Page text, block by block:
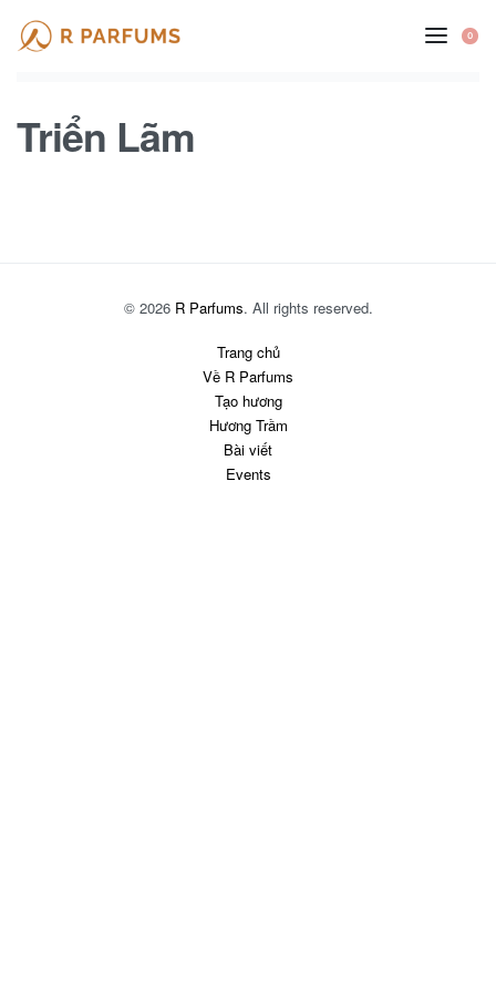
0
Triển Lãm
© 2026 R Parfums. All rights reserved.
Trang chủ
Về R Parfums
Tạo hương
Hương Trầm
Bài viết
Events